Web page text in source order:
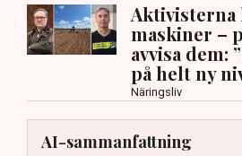
Aktivisterna
maskiner –
avvisa dem:
på helt ny
Näringsliv
AI-sammanfattning